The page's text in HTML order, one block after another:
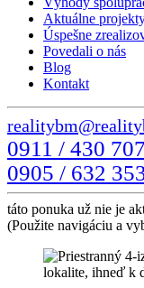
Aktuálne
Úspešne
Povedali o nás
Blog
Kontakt
0911 / 430 707
0905 / 632
táto ponuka už nie je
(Použite navigáciu a